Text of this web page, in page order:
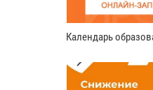
Календарь